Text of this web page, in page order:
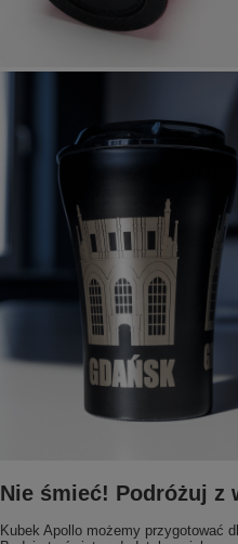
Nie śmieć! Podróżuj z
Kubek Apollo możemy przygotować